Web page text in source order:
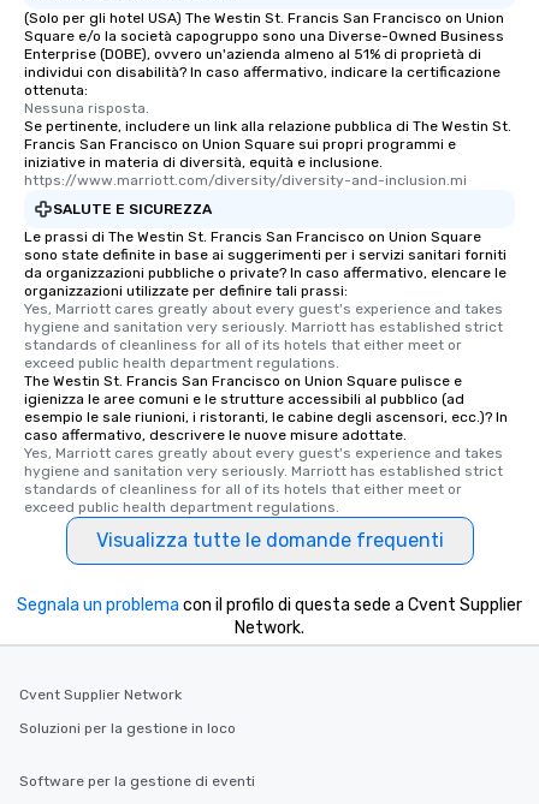
cuisines and dishes.
selected dishes are
high standards to
from Day to Night
group experience,
key. Whether you
after work, we can
you to provide
needs. Go for as Long or as Short as
You Like Along with
scheduling, Lip
durations. Our
2.5 hours; our longest
hours, with optional
incentives.
(Solo per gli hotel USA) The Westin St. Francis San Francisco on Union
Square e/o la società capogruppo sono una Diverse-Owned Business
Enterprise (DOBE), ovvero un'azienda almeno al 51% di proprietà di
individui con disabilità? In caso affermativo, indicare la certificazione
ottenuta:
Nessuna risposta.
Se pertinente, includere un link alla relazione pubblica di The Westin St.
Francis San Francisco on Union Square sui propri programmi e
iniziative in materia di diversità, equità e inclusione.
https://www.marriott.com/diversity/diversity-and-inclusion.mi
SALUTE E SICUREZZA
Le prassi di The Westin St. Francis San Francisco on Union Square
sono state definite in base ai suggerimenti per i servizi sanitari forniti
da organizzazioni pubbliche o private? In caso affermativo, elencare le
organizzazioni utilizzate per definire tali prassi:
Yes, Marriott cares greatly about every guest's experience and takes
hygiene and sanitation very seriously. Marriott has established strict
standards of cleanliness for all of its hotels that either meet or
exceed public health department regulations.
The Westin St. Francis San Francisco on Union Square pulisce e
igienizza le aree comuni e le strutture accessibili al pubblico (ad
esempio le sale riunioni, i ristoranti, le cabine degli ascensori, ecc.)? In
caso affermativo, descrivere le nuove misure adottate.
Yes, Marriott cares greatly about every guest's experience and takes
hygiene and sanitation very seriously. Marriott has established strict
standards of cleanliness for all of its hotels that either meet or
exceed public health department regulations.
Visualizza tutte le domande frequenti
Segnala un problema con il profilo di questa sede a Cvent Supplier
Network.
Cvent Supplier Network
Soluzioni per la gestione in loco
Software per la gestione di eventi